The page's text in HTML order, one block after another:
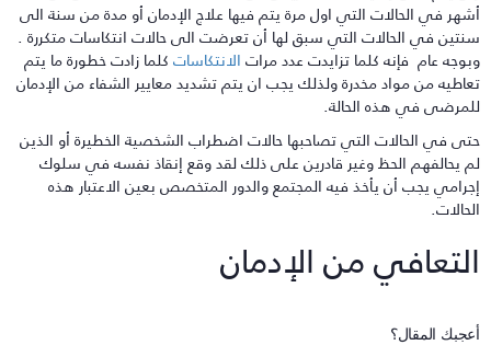
في الحالات التي اول مرة يتمفيها علاج الإدمان أو مدة من سنة الى
في الحالات التي سبق لها أن تعرضت الى حالات انتكاسات متكررة .
عام فإنه كلما تزايدت عدد مراتالانتكاساتكلما زادت خطورة ما يتم
من مواد مخدرة ولذلك يجب ان يتم تشديدمعايير الشفاء من الإدمان
في هذه الحالة.
في الحالات التي تصاحبها حالات اضطراب الشخصية الخطيرة أو الذين
يحالفهم الحظ وغير قادرين على ذلك لقد وقع إنقاذ نفسه في سلوك
يجب أن يأخذ فيه المجتمع والدور المتخصص بعين الاعتبار هذه
من الإدمان
المقال؟